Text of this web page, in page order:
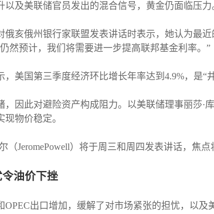
以及美联储官员发出的混合信号，黄金仍面临压力
俄亥俄州银行家联盟发表讲话时表示，她认为最
然预计，我们将需要进一步提高联邦基金利率。”
美国第三季度经济环比增长年率达到4.9%，是“
，因此对避险资产构成阻力。以美联储理事丽莎·
物价稳定。
（JeromePowell）将于周三和周四发表讲话，焦
油价下挫
OPEC出口增加，缓解了对市场紧张的担忧，以